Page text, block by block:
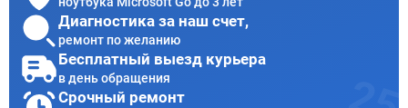
Диагностика за наш счет,
ремонт по желанию
Бесплатный выезд курьера
в день обращения
Срочный ремонт